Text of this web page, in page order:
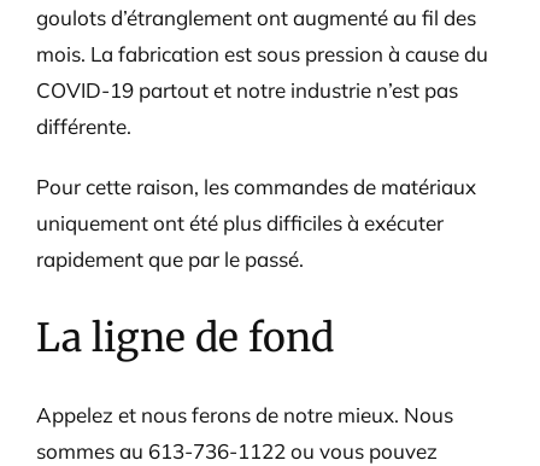
goulots d’étranglement ont augmenté au fil des
mois. La fabrication est sous pression à cause du
COVID-19 partout et notre industrie n’est pas
différente.
Pour cette raison, les commandes de matériaux
uniquement ont été plus difficiles à exécuter
rapidement que par le passé.
La ligne de fond
Appelez et nous ferons de notre mieux. Nous
sommes au 613-736-1122 ou vous pouvez